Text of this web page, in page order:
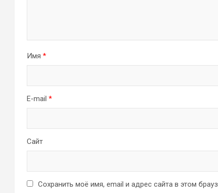
Имя *
E-mail *
Сайт
Сохранить моё имя, email и адрес сайта в этом